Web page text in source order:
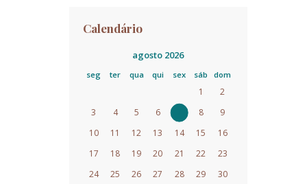
Calendário
agosto 2026
seg ter qua qui sex sáb dom
1
2
3
4 5 6 8
9
10
11 12 13 14 15
16
17
18 19 20 21 22
23
24
25 26 27 28 29 30